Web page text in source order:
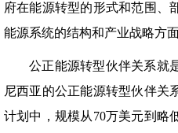
府在能源转型的形式和范围、
能源系统的结构和产业战略方
公正能源转型伙伴关系就
尼西亚的公正能源转型伙伴关
计划中，规模从70万美元到略